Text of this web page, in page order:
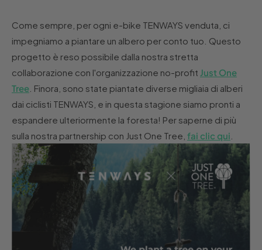
Come sempre, per ogni e-bike TENWAYS venduta, ci
impegniamo a piantare un albero per conto tuo. Questo
progetto è reso possibile dalla nostra stretta
collaborazione con l'organizzazione no-profit Just One
Tree . Finora, sono state piantate diverse migliaia di alberi
dai ciclisti TENWAYS, e in questa stagione siamo pronti a
espandere ulteriormente la foresta! Per saperne di più
sulla nostra partnership con Just One Tree, fai clic qui